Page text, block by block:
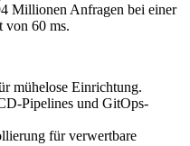
Millionen Anfragen bei einer
von 60 ms.
mühelose Einrichtung.
Pipelines und GitOps-
für verwertbare